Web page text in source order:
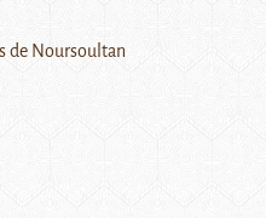
de Noursoultan